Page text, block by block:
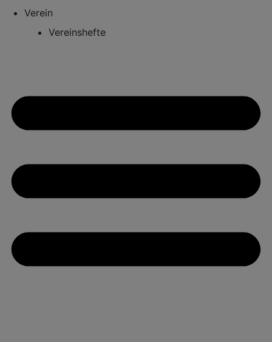
Verein
Vereinshefte